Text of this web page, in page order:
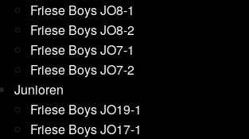
Friese Boys JO8-1
Friese Boys JO8-2
Friese Boys JO7-1
Friese Boys JO7-2
Junioren
Friese Boys JO19-1
Friese Boys JO17-1